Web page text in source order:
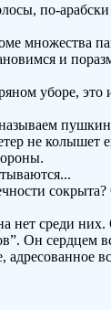
по-
множества
и
уборе,
не колышет
сокрыта?
нет среди них.
Он сердцем